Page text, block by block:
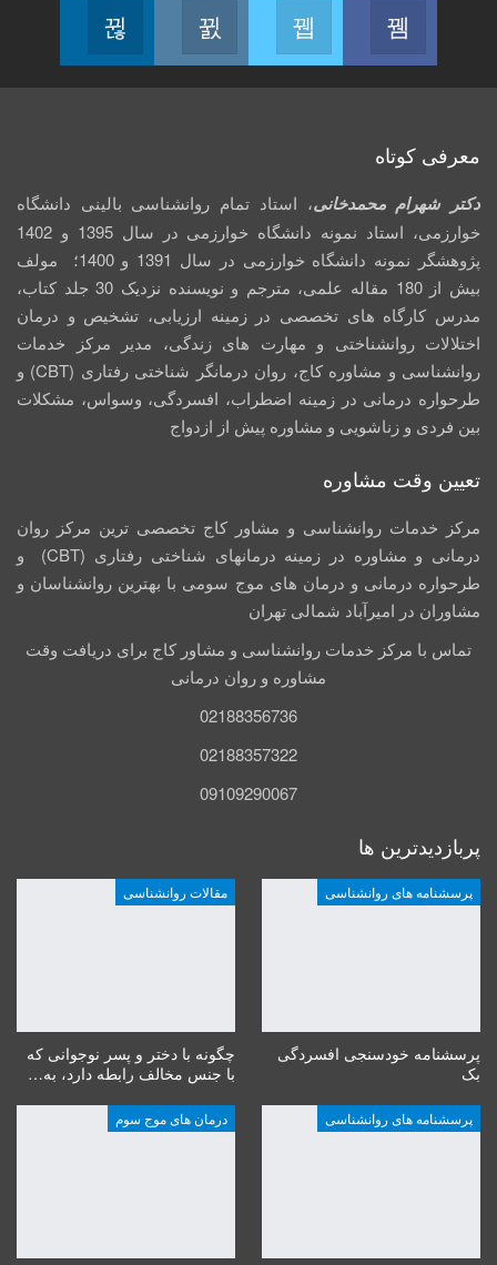
Facebook
Join us on Facebook
Twitter
Join us on Twitter
Instagram
Join us on Instagram
معرفی کوتاه
دکتر شهرام محمدخانی، استاد تمام روانشناسی بالینی دانشگاه
خوارزمی، استاد نمونه دانشگاه خوارزمی در سال 1395 و 1402
پژوهشگر نمونه دانشگاه خوارزمی در سال 1391 و 1400؛ مولف
بیش از 180 مقاله علمی، مترجم و نویسنده نزدیک 30 جلد کتاب،
مدرس کارگاه­ های تخصصی در زمینه ارزیابی، تشخیص و درمان
اختلالات روانشناختی و مهارت های زندگی، مدیر مرکز خدمات
روانشناسی و مشاوره کاج، روان­ درمانگر شناختی رفتاری (CBT) و
طرحواره درمانی در زمینه اضطراب، افسردگی، وسواس، مشکلات
بین فردی و زناشویی و مشاوره پیش از ازدواج
تعیین وقت مشاوره
مرکز خدمات روانشناسی و مشاور کاج تخصصی‏ ترین مرکز روان
درمانی و مشاوره در زمینه درمان‏های شناختی رفتاری (CBT) و
طرحواره درمانی و درمان های موج سومی با بهترین روانشناسان و
مشاوران در امیرآباد شمالی تهران
تماس با مرکز خدمات روانشناسی و مشاور کاج برای دریافت وقت
مشاوره و روان درمانی
02188356736
02188357322
09109290067
پربازدیدترین ها
پرسشنامه های روانشناسی
پرسشنامه خودسنجی افسردگی
بک
مقالات روانشناسی
چگونه با دختر و پسر نوجوانی که
با جنس مخالف رابطه دارد، به…
پرسشنامه های روانشناسی درمان های موج سوم